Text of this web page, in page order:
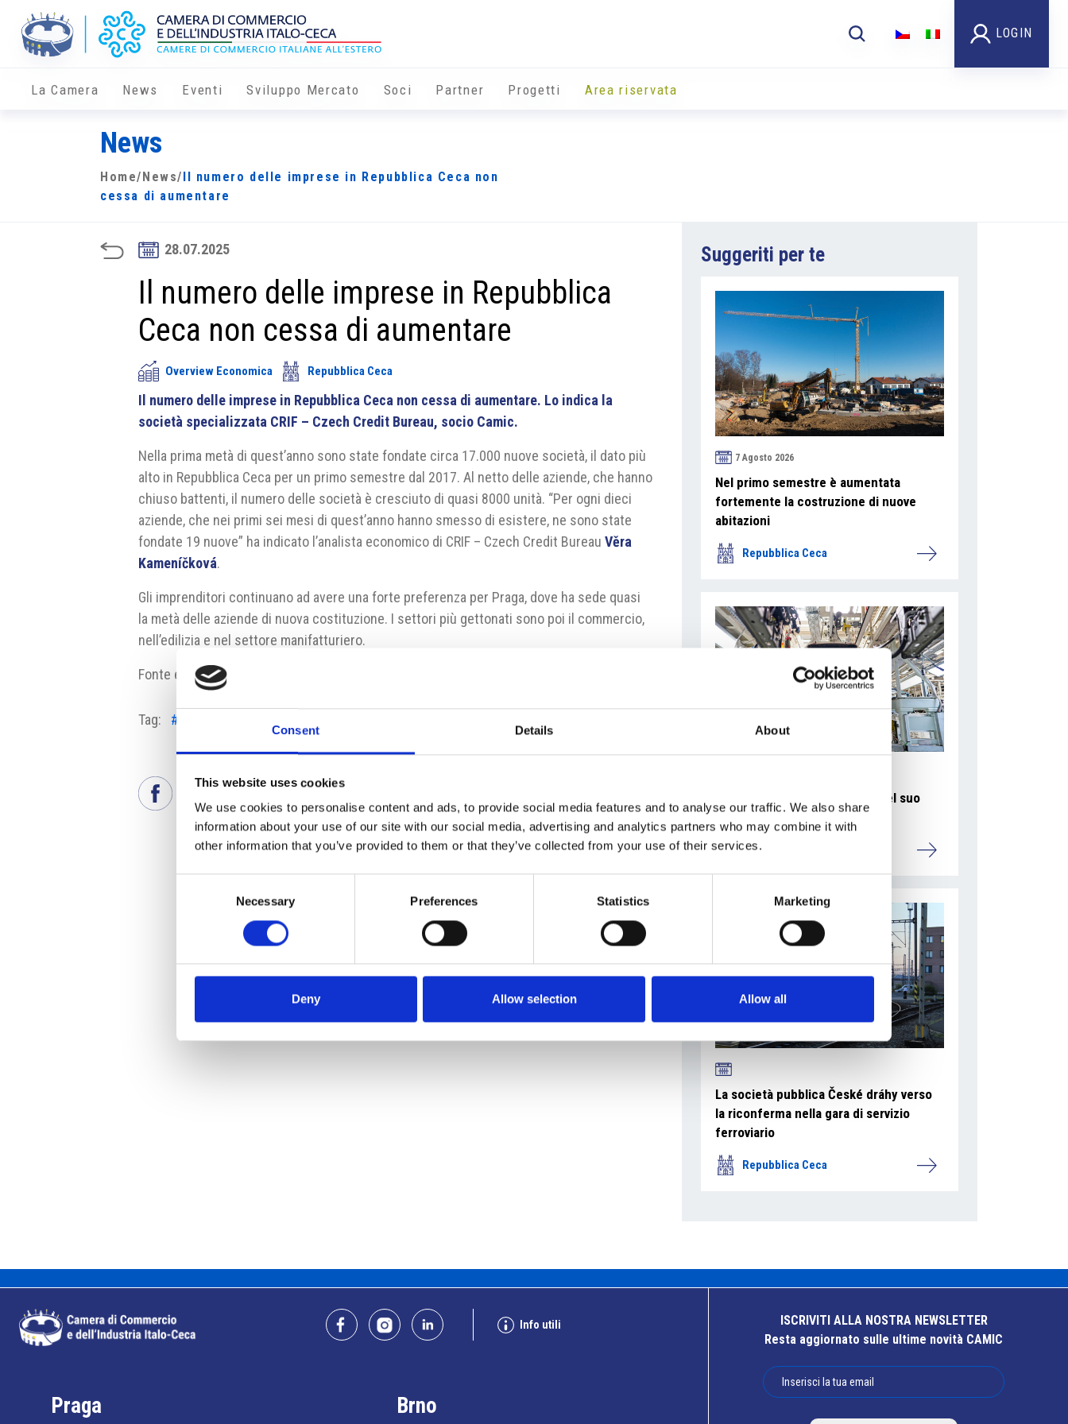
Consent Details About
This website uses cookies
We use cookies to personalise content and ads, to provide social media features and to analyse our traffic. We also share
information about your use of our site with our social media, advertising and analytics partners who may combine it with
other information that you’ve provided to them or that they’ve collected from your use of their services.
Necessary Preferences Statistics Marketing
Deny Allow selection Allow all
LOGIN
La Camera News Eventi Sviluppo Mercato Soci Partner Progetti Area riservata
News
Home/ News/
Il numero delle imprese in Repubblica Ceca non
cessa di aumentare
28.07.2025
Il numero delle imprese in Repubblica
Ceca non cessa di aumentare
Overview Economica Repubblica Ceca
Il numero delle imprese in Repubblica Ceca non cessa di aumentare. Lo indica la
società specializzata CRIF – Czech Credit Bureau, socio Camic.
Nella prima metà di quest’anno sono state fondate circa 17.000 nuove società, il dato più
alto in Repubblica Ceca per un primo semestre dal 2017. Al netto delle aziende, che hanno
chiuso battenti, il numero delle società è cresciuto di quasi 8000 unità. “Per ogni dieci
aziende, che nei primi sei mesi di quest’anno hanno smesso di esistere, ne sono state
fondate 19 nuove” ha indicato l’analista economico di CRIF – Czech Credit BureauVěra
Kameníčková.
Gli imprenditori continuano ad avere una forte preferenza per Praga, dove ha sede quasi
la metà delle aziende di nuova costituzione. I settori più gettonati sono poi il commercio,
nell’edilizia e nel settore manifatturiero.
Fonte e fonte fotografia:
Tag: #CRIF
Suggeriti per te
7 Agosto 2026
Nel primo semestre è aumentata
fortemente la costruzione di nuove
abitazioni
Repubblica Ceca
La Škoda avvia la produzione del suo
SUV Peaq
Repubblica Ceca
La società pubblica České dráhy verso
la riconferma nella gara di servizio
ferroviario
Repubblica Ceca
Info utili
Praga Brno
ISCRIVITI ALLA NOSTRA NEWSLETTER
Resta aggiornato sulle ultime novità CAMIC